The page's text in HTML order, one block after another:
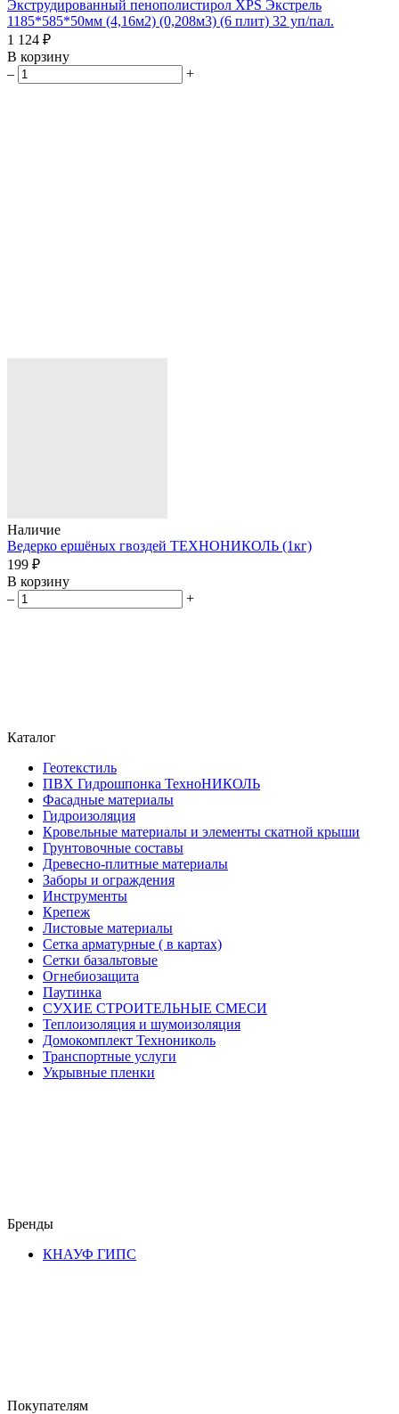
Экструдированный пенополистирол XPS Экстрель
1185*585*50мм (4,16м2) (0,208м3) (6 плит) 32 уп/пал.
1 124 ₽
В корзину
–
+
Наличие
Ведерко ершёных гвоздей ТЕХНОНИКОЛЬ (1кг)
199 ₽
В корзину
–
+
Каталог
Геотекстиль
ПВХ Гидрошпонка ТехноНИКОЛЬ
Фасадные материалы
Гидроизоляция
Кровельные материалы и элементы скатной крыши
Грунтовочные составы
Древесно-плитные материалы
Заборы и ограждения
Инструменты
Крепеж
Листовые материалы
Сетка арматурные ( в картах)
Сетки базальтовые
Огнебиозащита
Паутинка
СУХИЕ СТРОИТЕЛЬНЫЕ СМЕСИ
Теплоизоляция и шумоизоляция
Домокомплект Технониколь
Транспортные услуги
Укрывные пленки
Бренды
КНАУФ ГИПС
Покупателям